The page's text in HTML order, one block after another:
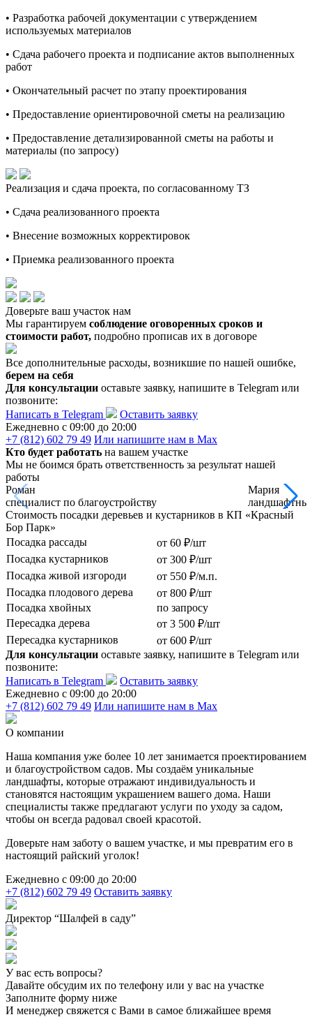
• Разработка рабочей документации с утверждением
используемых материалов
• Сдача рабочего проекта и подписание актов выполненных
работ
• Окончательный расчет по этапу проектирования
• Предоставление ориентировочной сметы на реализацию
• Предоставление детализированной сметы на работы и
материалы (по запросу)
Реализация и сдача проекта, по согласованному ТЗ
• Сдача реализованного проекта
• Внесение возможных корректировок
• Приемка реализованного проекта
Доверьте ваш участок нам
Мы гарантируем соблюдение оговоренных сроков и
стоимости работ, подробно прописав их в договоре
Все дополнительные расходы, возникшие по нашей ошибке,
берем на себя
Для консультации оставьте заявку, напишите в Telegram или
позвоните:
Написать в Telegram
Оставить заявку
Ежедневно c 09:00 до 20:00
+7 (812) 602 79 49 Или напишите нам в Max
Кто будет работать на вашем участке
Мы не боимся брать ответственность за результат нашей
работы
Роман
специалист по благоустройству
Мария
Стоимость посадки деревьев и кустарников в КП «Красный
Бор Парк»
Посадка рассады
от 60 ₽/шт
Посадка кустарников
от 300 ₽/шт
Посадка живой изгороди
от 550 ₽/м.п.
Посадка плодового дерева
от 800 ₽/шт
Посадка хвойных
по запросу
Пересадка дерева
от 3 500 ₽/шт
Пересадка кустарников
от 600 ₽/шт
Для консультации оставьте заявку, напишите в Telegram или
позвоните:
Написать в Telegram
Оставить заявку
Ежедневно c 09:00 до 20:00
+7 (812) 602 79 49 Или напишите нам в Max
О компании
Наша компания уже более 10 лет занимается проектированием
и благоустройством садов. Мы создаём уникальные
ландшафты, которые отражают индивидуальность и
становятся настоящим украшением вашего дома. Наши
специалисты также предлагают услуги по уходу за садом,
чтобы он всегда радовал своей красотой.
Доверьте нам заботу о вашем участке, и мы превратим его в
настоящий райский уголок!
Ежедневно c 09:00 до 20:00
+7 (812) 602 79 49 Оставить заявку
Директор “Шалфей в саду”
У вас есть вопросы?
Давайте обсудим их по телефону или у вас на участке
Заполните форму ниже
И менеджер свяжется с Вами в самое ближайшее время